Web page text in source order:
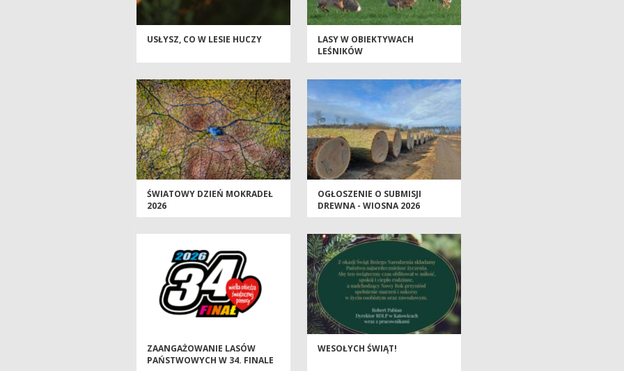
USŁYSZ, CO W LESIE HUCZY
LASY W OBIEKTYWACH
LEŚNIKÓW
ŚWIATOWY DZIEŃ MOKRADEŁ
2026
OGŁOSZENIE O SUBMISJI
DREWNA - WIOSNA 2026
ZAANGAŻOWANIE LASÓW
PAŃSTWOWYCH W 34. FINALE
WESOŁYCH ŚWIĄT!